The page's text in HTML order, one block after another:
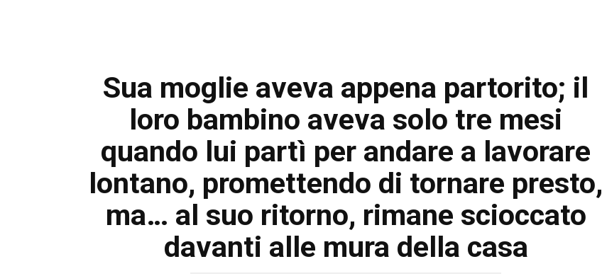
Sua moglie aveva appena partorito; il
loro bambino aveva solo tre mesi
quando lui partì per andare a lavorare
lontano, promettendo di tornare presto,
ma… al suo ritorno, rimane scioccato
davanti alle mura della casa